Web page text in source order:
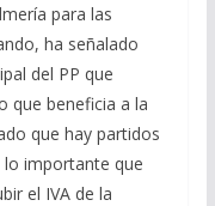
para las
ha señalado
del PP que
que beneficia a la
que hay partidos
lo importante que
el IVA de la